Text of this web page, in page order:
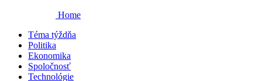
Home
Téma týždňa
Politika
Ekonomika
Spoločnosť
Technológie